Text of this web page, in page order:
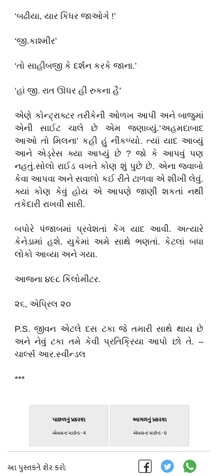
‘બઢીયા, યાર કિધર જાઓગે !’
‘જી.કાશ્મીર’
‘તો સાહીબજી કે દર્શન કરકે જાના.’
‘હાં જી. રાત ઊધર હી રુકના હૈ’
એણે કોન્ટ્રાક્ટર તરીકેની ઓળખ આપી અને બાજુમાં
એની સાઈટ ચાલે છે એમ જણાવ્યું.‘અહમદાબાદ
આઓ તો મિલના’ કહી હું નીકળ્યો. ત્યાં યાદ આવ્યું
આને એડ્રેસ ક્યા આપ્યું છે ? જો કે આપવું પણ
નહતું.સોલો રાઈડ વખતે કોણ શું પુછે છે. એના જવાબો
કેવા આપવા અને સવાલો કઈ રીતે ટાળવા એ શીખી લેવું.
ક્યાં કોણ કેવું હોય એ આપણે જાણી શકતાં નથી
તકેદારી રાખવી સારી.
બપોરે પંજાબમાં પ્રવેશતાં કેંગ યાદ આવી. અત્યારે
કેનેડામાં હશે. યુકેમાં અમે સાથે ભણતાં. કેટલાં બધા
લોકો આવ્યા અને ગયા.
આજના ૪૯૮ કિલોમીટર.
૨૬, એપ્રિલ ૨૦
P.S. જીવન એટલે દસ ટકા જે તમારી સાથે થાય છે
અને નેવું ટકા તમે કેવી પ્રતિક્રિયા આપો છો તે. –
ચાર્લ્સ આર.સ્વીન્ડલ
***
પાછળનું પ્રકરણ
એબસન્ટ માઈન્ડ - 4
આગળનું પ્રકરણ
એબસન્ટ માઈન્ડ - 6
આ પુસ્તકને શેર કરો: